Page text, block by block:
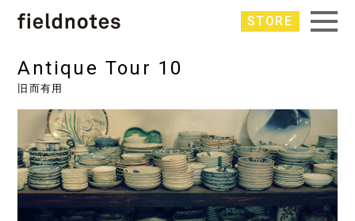
STORE
Antique Tour 10
旧而有用